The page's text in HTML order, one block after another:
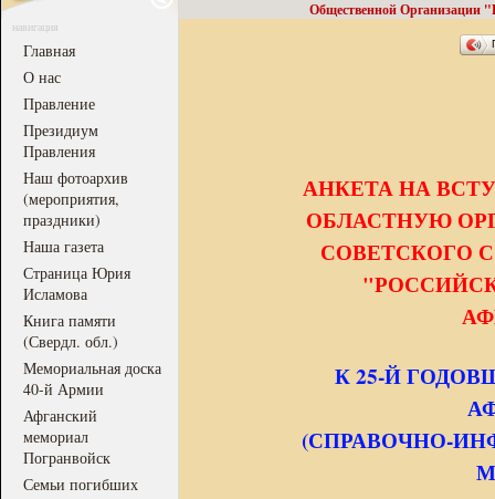
Общественной Организации
навигация
Главная
О нас
Правление
Президиум
Правления
Наш фотоархив
(мероприятия,
праздники)
Наша газета
Страница Юрия
Исламова
Книга памяти
(Свердл. обл.)
Мемориальная доска
40-й Армии
Афганский
мемориал
Погранвойск
Семьи погибших
АНКЕТА НА
ОБЛАСТНУЮ
СОВЕТСКОГО
К 25-Й
(СПРАВОЧНО-